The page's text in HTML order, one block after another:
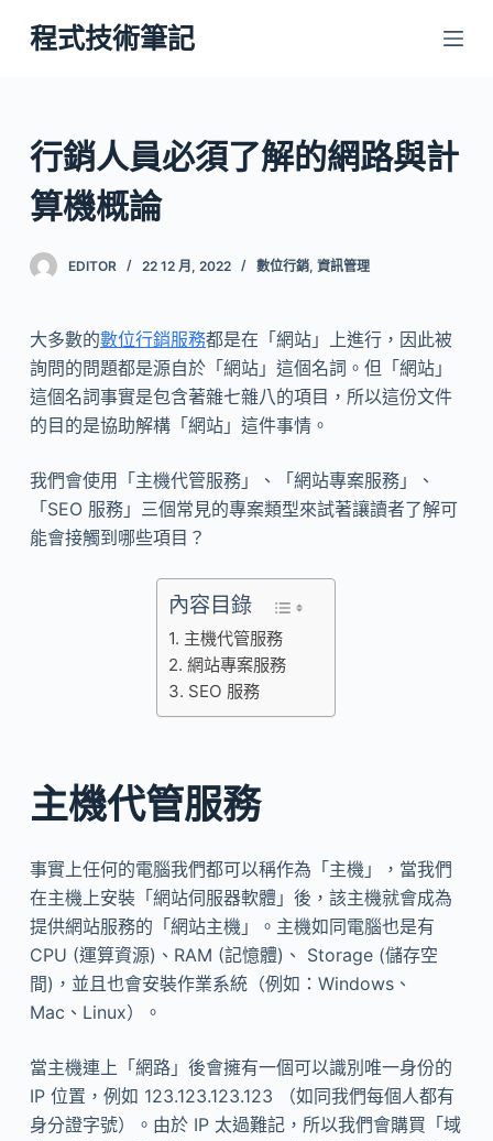
跳
至
內
容
程式技術筆記
行銷人員必須了解的網路與計
算機概論
EDITOR 22 12 月, 2022 數位行銷, 資訊管理
大多數的數位行銷服務都是在「網站」上進行，因此被
詢問的問題都是源自於「網站」這個名詞。但「網站」
這個名詞事實是包含著雜七雜八的項目，所以這份文件
的目的是協助解構「網站」這件事情。
我們會使用「主機代管服務」、「網站專案服務」、
「SEO 服務」三個常見的專案類型來試著讓讀者了解可
能會接觸到哪些項目？
內容目錄
主機代管服務
網站專案服務
SEO 服務
主機代管服務
事實上任何的電腦我們都可以稱作為「主機」，當我們
在主機上安裝「網站伺服器軟體」後，該主機就會成為
提供網站服務的「網站主機」。主機如同電腦也是有
CPU (運算資源)、RAM (記憶體)、 Storage (儲存空
間)，並且也會安裝作業系統（例如：Windows、
Mac、Linux）。
當主機連上「網路」後會擁有一個可以識別唯一身份的
IP 位置，例如 123.123.123.123 （如同我們每個人都有
身分證字號）。由於 IP 太過難記，所以我們會購買「域